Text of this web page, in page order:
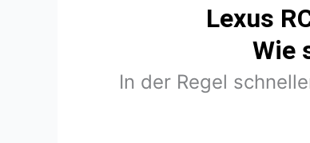
Lexus
Wie
In der Regel